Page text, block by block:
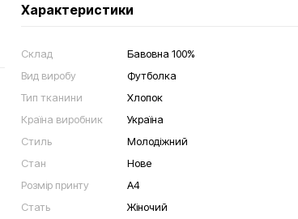
Характеристики
Склад
Бавовна 100%
Вид виробу
Футболка
Тип тканини
Хлопок
Країна виробник
Україна
Стиль
Молодіжний
Стан
Нове
Розмір принту
А4
Стать
Жіночий